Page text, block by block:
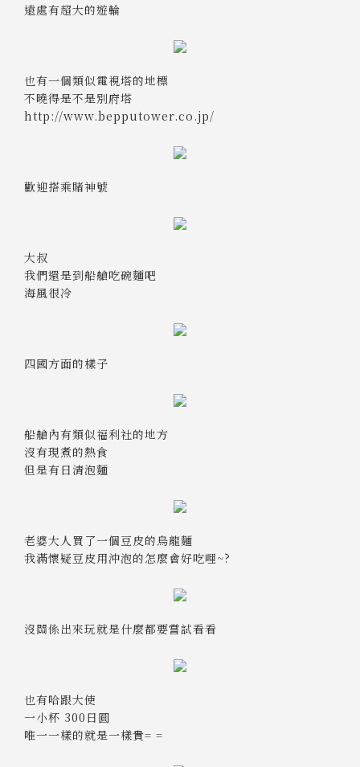
遠處有超大的遊輪
也有一個類似電視塔的地標
不曉得是不是別府塔
http://www.bepputower.co.jp/
歡迎搭乘賭神號
大叔
我們還是到船艙吃碗麵吧
海風很冷
四國方面的樣子
船艙內有類似福利社的地方
沒有現煮的熱食
但是有日清泡麵
老婆大人買了一個豆皮的烏龍麵
我滿懷疑豆皮用沖泡的怎麼會好吃哩~?
沒關係出來玩就是什麼都要嘗試看看
也有哈跟大使
一小杯 300日圓
唯一一樣的就是一樣貴= =